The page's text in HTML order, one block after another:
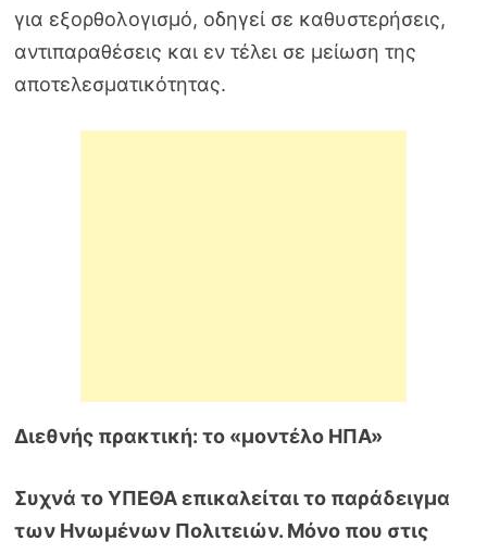
για εξορθολογισμό, οδηγεί σε καθυστερήσεις,
αντιπαραθέσεις και εν τέλει σε μείωση της
αποτελεσματικότητας.
Διεθνής πρακτική: το «μοντέλο ΗΠΑ»
Συχνά το ΥΠΕΘΑ επικαλείται το παράδειγμα
των Ηνωμένων Πολιτειών. Μόνο που στις